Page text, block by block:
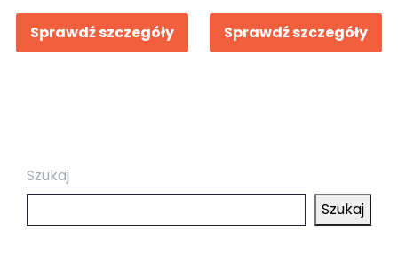
Sprawdź szczegóły Sprawdź szczegóły
Szukaj
Szukaj